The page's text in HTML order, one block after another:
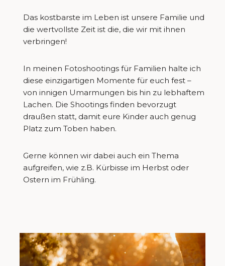
Das kostbarste im Leben ist unsere Familie und
die wertvollste Zeit ist die, die wir mit ihnen
verbringen!
In meinen Fotoshootings für Familien halte ich
diese einzigartigen Momente für euch fest –
von innigen Umarmungen bis hin zu lebhaftem
Lachen. Die Shootings finden bevorzugt
draußen statt, damit eure Kinder auch genug
Platz zum Toben haben.
Gerne können wir dabei auch ein Thema
aufgreifen, wie z.B. Kürbisse im Herbst oder
Ostern im Frühling.